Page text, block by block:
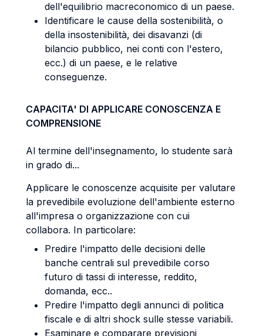
dell'equilibrio macreconomico di un paese.
Identificare le cause della sostenibilità, o
della insostenibilità, dei disavanzi (di
bilancio pubblico, nei conti con l'estero,
ecc.) di un paese, e le relative
conseguenze.
CAPACITA' DI APPLICARE CONOSCENZA E
COMPRENSIONE
Al termine dell'insegnamento, lo studente sarà
in grado di...
Applicare le conoscenze acquisite per valutare
la prevedibile evoluzione dell'ambiente esterno
all'impresa o organizzazione con cui
collabora. In particolare:
Predire l'impatto delle decisioni delle
banche centrali sul prevedibile corso
futuro di tassi di interesse, reddito,
domanda, ecc..
Predire l'impatto degli annunci di politica
fiscale e di altri shock sulle stesse variabili.
Esaminare e comparare previsioni